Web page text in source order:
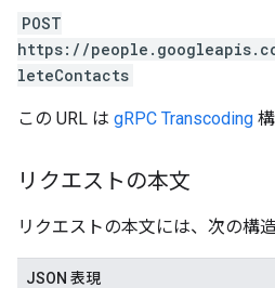
POST
https://
leteContacts
この URL は gRPC Transcoding
リクエストの本文
リクエストの本文には、次の構
JSON 表現